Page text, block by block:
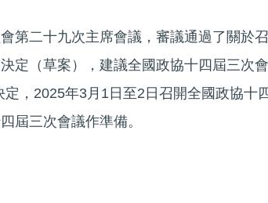
第二十九次主席會議，審議通過了關於召
定（草案），建議全國政協十四屆三次會
，2025年3月1日至2日召開全國政協十
屆三次會議作準備。